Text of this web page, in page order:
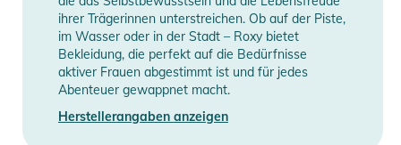
ihrer Trägerinnen unterstreichen. Ob auf der Piste,
im Wasser oder in der Stadt – Roxy bietet
Bekleidung, die perfekt auf die Bedürfnisse
aktiver Frauen abgestimmt ist und für jedes
Abenteuer gewappnet macht.
Herstellerangaben anzeigen